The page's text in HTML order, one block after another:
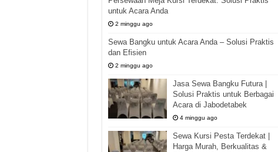
untuk Acara Anda
2 minggu ago
Sewa Bangku untuk Acara Anda – Solusi Praktis
dan Efisien
2 minggu ago
Jasa Sewa Bangku Futura |
Solusi Praktis untuk Berbagai
Acara di Jabodetabek
4 minggu ago
Sewa Kursi Pesta Terdekat |
Harga Murah, Berkualitas &